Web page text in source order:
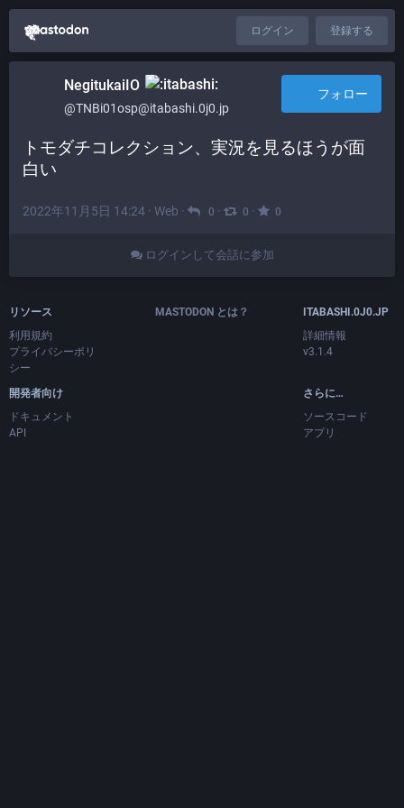
ログイン 登録する
NegitukaiIO
@TNBi01osp@itabashi.0j0.jp
フォロー
トモダチコレクション、実況を見るほうが面
白い
2022年11月5日 14:24 · Web · 0 · 0 · 0
ログインして会話に参加
リソース
利用規約
プライバシーポリ
シー
開発者向け
ドキュメント
API
MASTODON とは？
ITABASHI.0J0.JP
詳細情報
v3.1.4
さらに…
ソースコード
アプリ